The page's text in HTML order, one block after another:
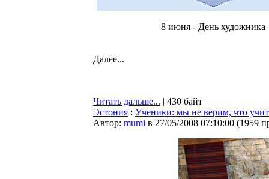
8 июня - День художника
Далее...
Читать дальше... | 430 байт
Эстония : Ученики: мы не верим, что
Автор: mumi в 27/05/2008 07:10:00 (1959